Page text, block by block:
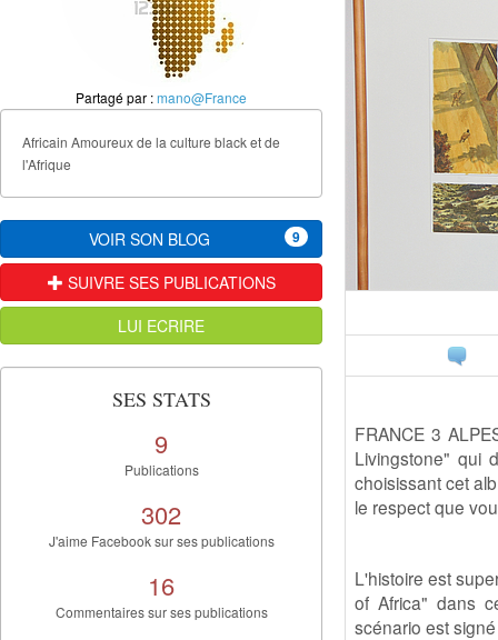
FRANCE 3
Livingstone" qui
choisissant cet
le respect que
L'histoire est
of Africa" dans
scénario est
Partagé par :mano@France
Africain Amoureux de la culture black et de
l'Afrique
VOIR SON BLOG 9
SUIVRE SES PUBLICATIONS
LUI ECRIRE
SES STATS
9
Publications
302
J'aime Facebook sur ses publications
16
Commentaires sur ses publications